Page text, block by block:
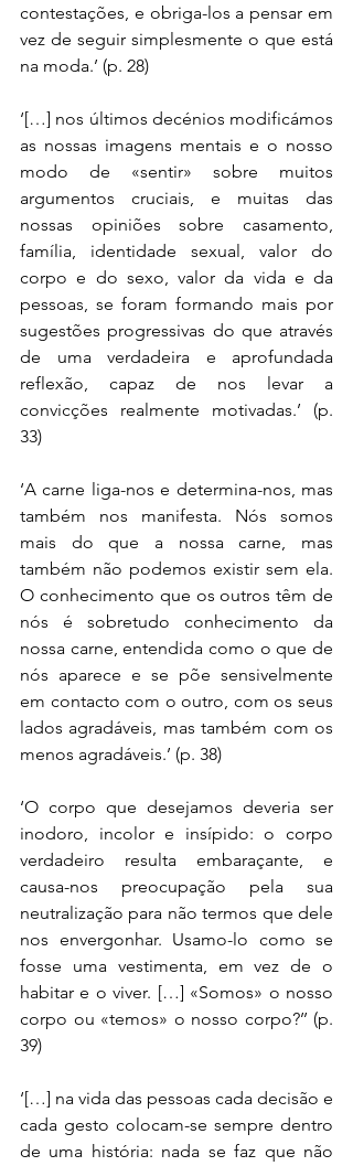
contestações, e obriga-los a pensar em
vez de seguir simplesmente o que está
na moda.’ (p. 28)
‘[…] nos últimos decénios modificámos
as nossas imagens mentais e o nosso
modo de «sentir» sobre muitos
argumentos cruciais, e muitas das
nossas opiniões sobre casamento,
família, identidade sexual, valor do
corpo e do sexo, valor da vida e da
pessoas, se foram formando mais por
sugestões progressivas do que através
de uma verdadeira e aprofundada
reflexão, capaz de nos levar a
convicções realmente motivadas.’ (p.
33)
‘A carne liga-nos e determina-nos, mas
também nos manifesta. Nós somos
mais do que a nossa carne, mas
também não podemos existir sem ela.
O conhecimento que os outros têm de
nós é sobretudo conhecimento da
nossa carne, entendida como o que de
nós aparece e se põe sensivelmente
em contacto com o outro, com os seus
lados agradáveis, mas também com os
menos agradáveis.’ (p. 38)
‘O corpo que desejamos deveria ser
inodoro, incolor e insípido: o corpo
verdadeiro resulta embaraçante, e
causa-nos preocupação pela sua
neutralização para não termos que dele
nos envergonhar. Usamo-lo como se
fosse uma vestimenta, em vez de o
habitar e o viver. […] «Somos» o nosso
corpo ou «temos» o nosso corpo?’’ (p.
39)
‘[…] na vida das pessoas cada decisão e
cada gesto colocam-se sempre dentro
de uma história: nada se faz que não